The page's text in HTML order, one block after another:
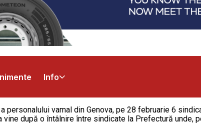
Info
vamal din Genova, pe 28 februarie 6
după o întâlnire între sindicate la Prefectură unde,